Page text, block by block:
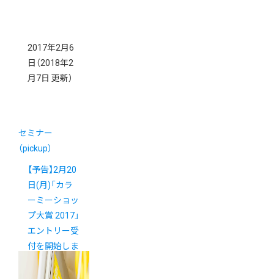
2017年2月6
日 （2018年2
月7日 更新）
セミナー
（pickup）
【予告】2月20
日(月)「カラ
ーミーショッ
プ大賞 2017」
エントリー受
付を開始しま